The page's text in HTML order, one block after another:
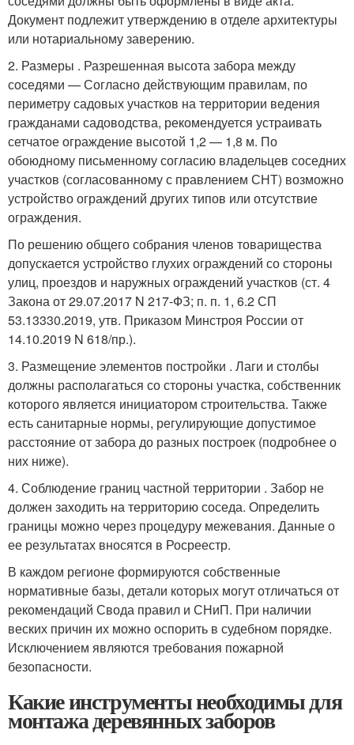
Документ подлежит утверждению в отделе архитектуры
или нотариальному заверению.
2. Размеры . Разрешенная высота забора между
соседями — Согласно действующим правилам, по
периметру садовых участков на территории ведения
гражданами садоводства, рекомендуется устраивать
сетчатое ограждение высотой 1,2 — 1,8 м. По
обоюдному письменному согласию владельцев соседних
участков (согласованному с правлением СНТ) возможно
устройство ограждений других типов или отсутствие
ограждения.
По решению общего собрания членов товарищества
допускается устройство глухих ограждений со стороны
улиц, проездов и наружных ограждений участков (ст. 4
Закона от 29.07.2017 N 217-ФЗ; п. п. 1, 6.2 СП
53.13330.2019, утв. Приказом Минстроя России от
14.10.2019 N 618/пр.).
3. Размещение элементов постройки . Лаги и столбы
должны располагаться со стороны участка, собственник
которого является инициатором строительства. Также
есть санитарные нормы, регулирующие допустимое
расстояние от забора до разных построек (подробнее о
них ниже).
4. Соблюдение границ частной территории . Забор не
должен заходить на территорию соседа. Определить
границы можно через процедуру межевания. Данные о
ее результатах вносятся в Росреестр.
В каждом регионе формируются собственные
нормативные базы, детали которых могут отличаться от
рекомендаций Свода правил и СНиП. При наличии
веских причин их можно оспорить в судебном порядке.
Исключением являются требования пожарной
безопасности.
Какие инструменты необходимы для
монтажа деревянных заборов